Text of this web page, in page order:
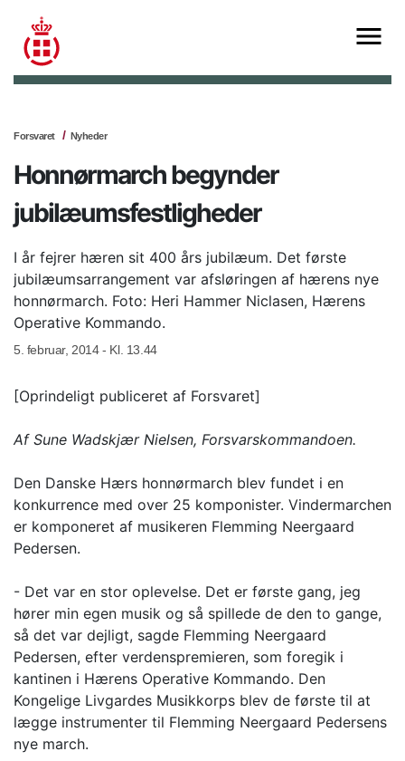
Forsvaret Nyheder
Honnørmarch begynder
jubilæumsfestligheder
I år fejrer hæren sit 400 års jubilæum. Det første
jubilæumsarrangement var afsløringen af hærens nye
honnørmarch. Foto: Heri Hammer Niclasen, Hærens
Operative Kommando.
5. februar, 2014 - Kl. 13.44
[Oprindeligt publiceret af Forsvaret]
Af Sune Wadskjær Nielsen, Forsvarskommandoen.
Den Danske Hærs honnørmarch blev fundet i en
konkurrence med over 25 komponister. Vindermarchen
er komponeret af musikeren Flemming Neergaard
Pedersen.
- Det var en stor oplevelse. Det er første gang, jeg
hører min egen musik og så spillede de den to gange,
så det var dejligt, sagde Flemming Neergaard
Pedersen, efter verdenspremieren, som foregik i
kantinen i Hærens Operative Kommando. Den
Kongelige Livgardes Musikkorps blev de første til at
lægge instrumenter til Flemming Neergaard Pedersens
nye march.